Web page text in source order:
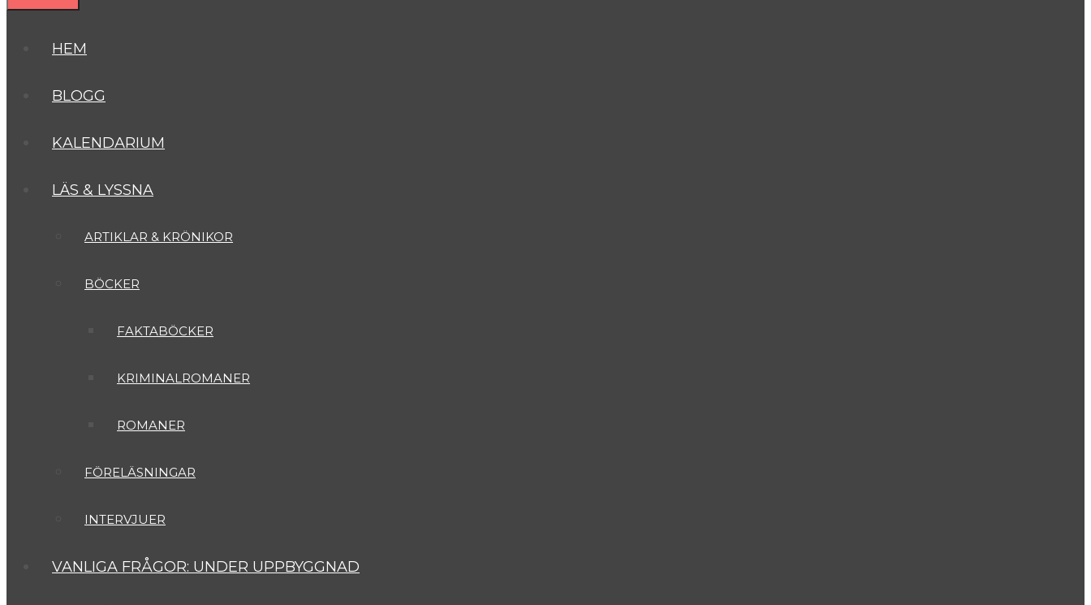
HEM
BLOGG
KALENDARIUM
LÄS & LYSSNA
ARTIKLAR & KRÖNIKOR
BÖCKER
FAKTABÖCKER
KRIMINALROMANER
ROMANER
FÖRELÄSNINGAR
INTERVJUER
VANLIGA FRÅGOR: UNDER UPPBYGGNAD